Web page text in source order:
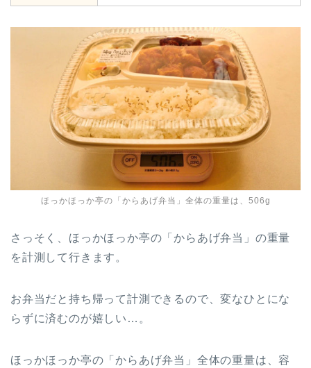
ほっかほっか亭の「からあげ弁当」全体の重量は、506g
さっそく、ほっかほっか亭の「からあげ弁当」の重量
を計測して行きます。
お弁当だと持ち帰って計測できるので、変なひとにな
らずに済むのが嬉しい…。
ほっかほっか亭の「からあげ弁当」全体の重量は、容